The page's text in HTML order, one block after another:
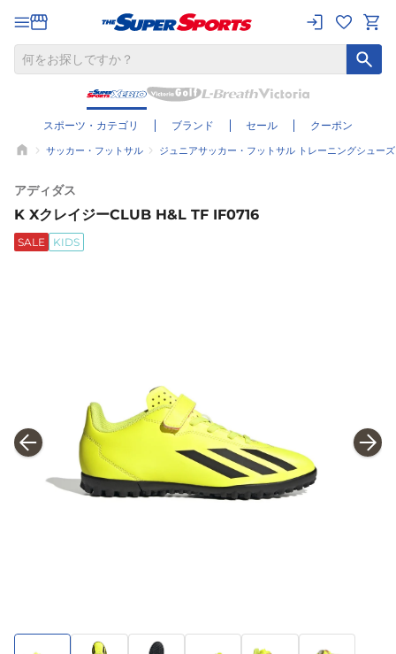
スポーツ・カテゴリ ブランド セール クーポン
サッカー・フットサル ジュニアサッカー・フットサル トレーニングシューズ
アディダス
K XクレイジーCLUB H&L TF IF0716
SALE KIDS